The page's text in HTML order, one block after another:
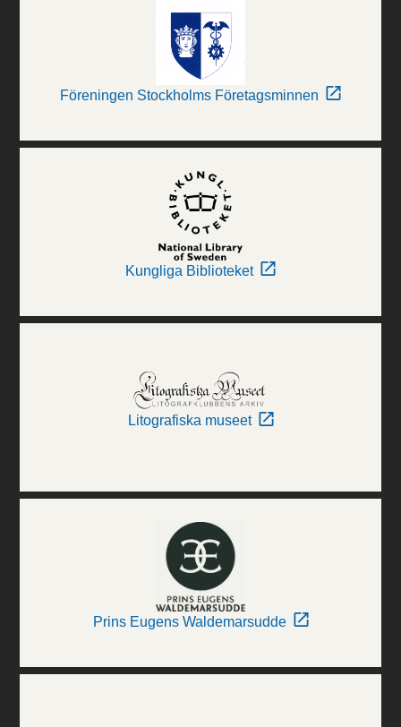
Föreningen Stockholms Företagsminnen
Kungliga Biblioteket
Litografiska museet
Prins Eugens Waldemarsudde